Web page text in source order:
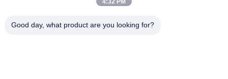
4:32 PM
Good day, what product are you looking for?